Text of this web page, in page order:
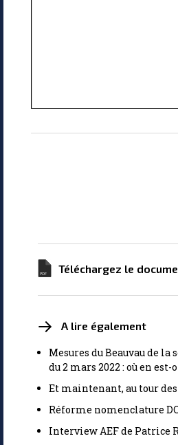
Téléchargez le
A lire également
Mesures du Beauvau de
du 2 mars 2022 : où en est-
Et maintenant, au tour
Réforme nomenclature
Interview AEF de Patrice